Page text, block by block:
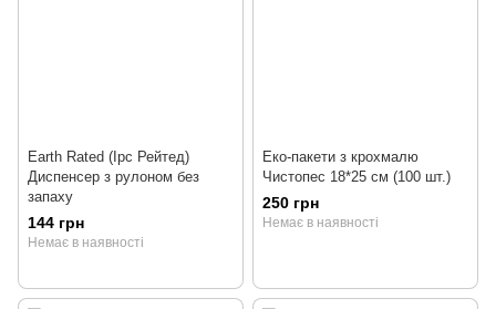
Earth Rated (Ірс Рейтед)
Диспенсер з рулоном без
запаху
144 грн
Немає в наявності
Еко-пакети з крохмалю
Чистопес 18*25 см (100 шт.)
250 грн
Немає в наявності